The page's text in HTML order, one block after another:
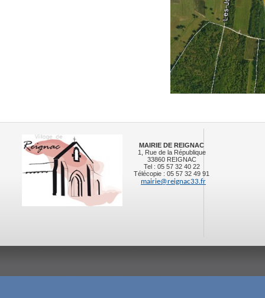
MAIRIE DE REIGNAC
1, Rue de la République
33860 REIGNAC
Tel : 05 57 32 40 22
Télécopie : 05 57 32 49 91
mairie@reignac33.fr